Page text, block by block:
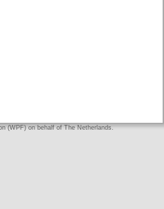
(WPF) on behalf of The Netherlands.